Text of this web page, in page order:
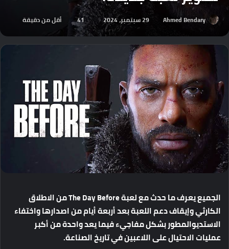
Ahmed Bendary 29 سبتمبر، 2024 41 أقل من دقيقة
الجميعيعرفماحدثمعلعبة منالاطلاق
الكارثيوإيقافدعماللعبةبعدأربعةأياممناصدارهاواختفاء
الاستديوالمطوربشكلمفاجيءفيمايعدواحدةمنأكبر
عملياتالاحتيالعلىاللاعبينفيتاريخالصناعة.